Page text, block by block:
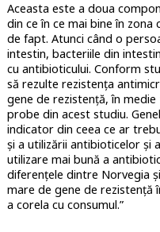
Aceasta este a doua
din ce în ce mai bine în
de fapt. Atunci când o
intestin, bacteriile din
cu antibioticului. Conform
să rezulte rezistența
gene de rezistență, în
probe din acest studiu.
indicator din ceea ce ar
și a utilizării antibioticelor și
utilizare mai bună a
diferențele dintre Norvegia
mare de gene de rezistență
a corela cu consumul.”